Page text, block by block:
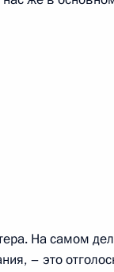
На самом
– это